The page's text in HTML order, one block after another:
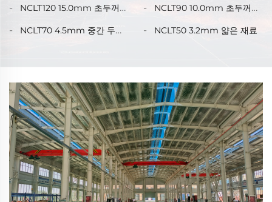
NCLT120 15.0mm 초두꺼운
NCLT90 10.0mm 초두꺼운
NCLT70 4.5mm 중간 두께
NCLT50 3.2mm 얇은 재료